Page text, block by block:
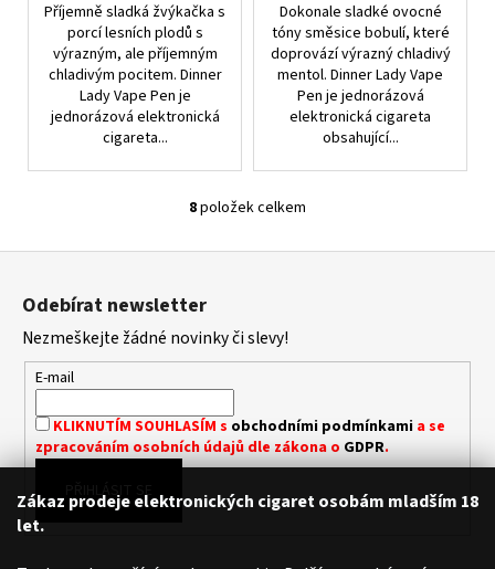
Zákaz prodeje elektronických cigaret osobám mladším 18
let.
Příjemně sladká žvýkačka s
porcí lesních plodů s
výrazným, ale příjemným
chladivým pocitem. Dinner
Lady Vape Pen je
jednorázová elektronická
cigareta...
Dokonale sladké ovocné
tóny směsice bobulí, které
doprovází výrazný chladivý
mentol. Dinner Lady Vape
Pen je jednorázová
elektronická cigareta
obsahující...
O
V
A
C
P
R
V
Y
8položek celkem
Z
Odebírat newsletter
Nezmeškejte žádné novinky či slevy!
E-mail
KLIKNUTÍM SOUHLASÍM s obchodními podmínkamia se
zpracováním osobních údajů dle zákona o GDPR.
PŘIHLÁSIT SE